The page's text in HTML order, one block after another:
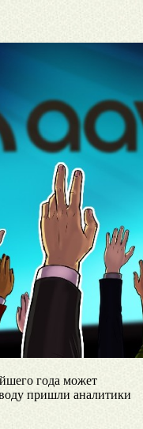
года может
пришли аналитики